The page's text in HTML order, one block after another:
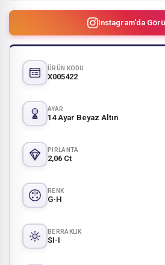
Instagram'da
ÜRÜN KODU
X005422
AYAR
14 Ayar Beyaz Altın
PIRLANTA
2,06 Ct
RENK
G-H
BERRAKLIK
SI-I